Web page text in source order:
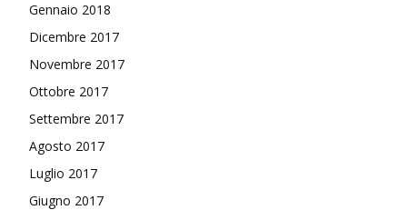
Gennaio 2018
Dicembre 2017
Novembre 2017
Ottobre 2017
Settembre 2017
Agosto 2017
Luglio 2017
Giugno 2017